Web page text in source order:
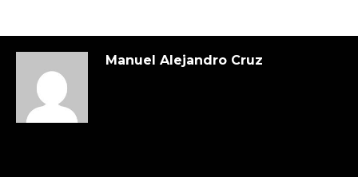
Manuel Alejandro Cruz